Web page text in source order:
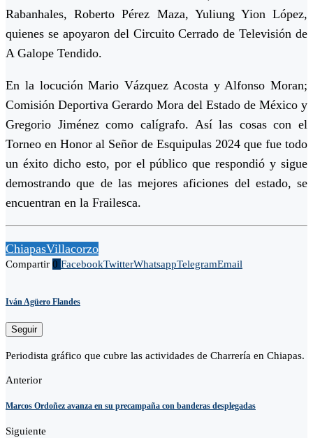
Rabanhales, Roberto Pérez Maza, Yuliung Yion López,
quienes se apoyaron del Circuito Cerrado de Televisión de
A Galope Tendido.
En la locución Mario Vázquez Acosta y Alfonso Moran;
Comisión Deportiva Gerardo Mora del Estado de México y
Gregorio Jiménez como calígrafo. Así las cosas con el
Torneo en Honor al Señor de Esquipulas 2024 que fue todo
un éxito dicho esto, por el público que respondió y sigue
demostrando que de las mejores aficiones del estado, se
encuentran en la Frailesca.
ChiapasVillacorzo
Compartir 0 FacebookTwitterWhatsappTelegramEmail
Iván Agüero Flandes
Seguir
Periodista gráfico que cubre las actividades de Charrería en Chiapas.
Anterior
Marcos Ordoñez avanza en su precampaña con banderas desplegadas
Siguiente